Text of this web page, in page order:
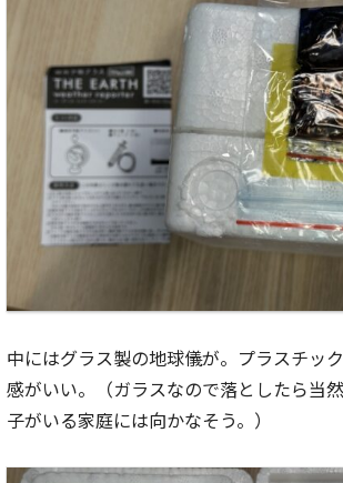
中にはグラス製の地球儀が。プラスチッ
感がいい。（ガラスなので落としたら当
子がいる家庭には向かなそう。）